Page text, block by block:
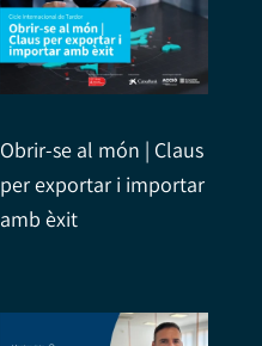
Obrir-se al món | Claus
per exportar i importar
amb èxit